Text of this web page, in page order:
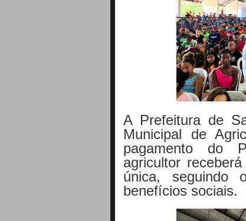
A Prefeitura de
Municipal de
pagamento do
agricultor
única, seguindo
benefícios sociais.